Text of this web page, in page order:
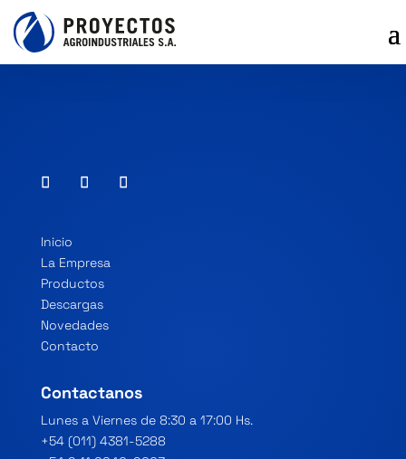
Inicio
La Empresa
Productos
Descargas
Novedades
Contacto
Contactanos
Lunes a Viernes de 8:30 a 17:00 Hs.
+54 (011) 4381-5288